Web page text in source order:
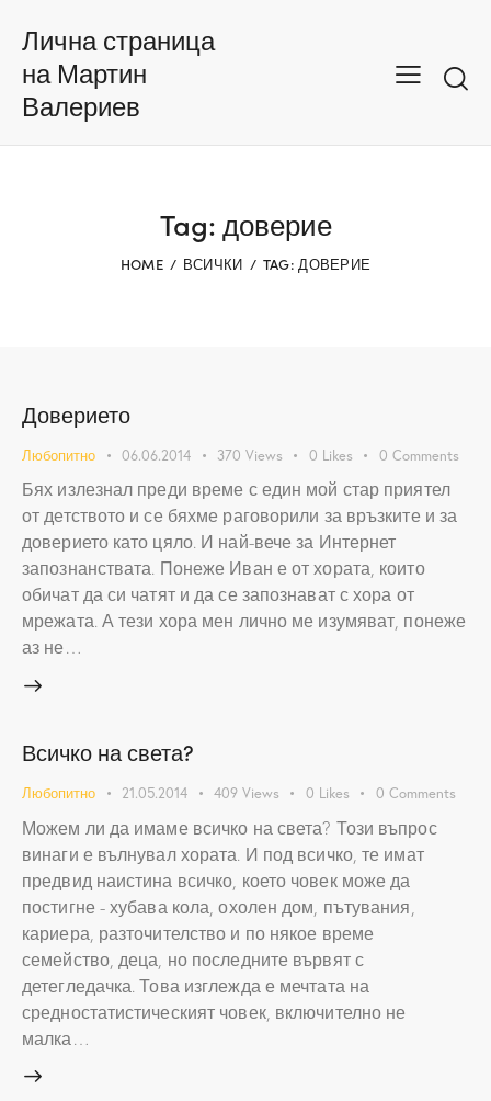
Лична страница
на Мартин
Валериев
Tag: доверие
HOME ВСИЧКИ TAG: ДОВЕРИЕ
Доверието
Любопитно 06.06.2014 370 Views 0 Likes 0 Comments
Бях излезнал преди време с един мой стар приятел
от детството и се бяхме раговорили за връзките и за
доверието като цяло. И най-вече за Интернет
запознанствата. Понеже Иван е от хората, които
обичат да си чатят и да се запознават с хора от
мрежата. А тези хора мен лично ме изумяват, понеже
аз не…
Всичко на света?
Любопитно 21.05.2014 409 Views 0 Likes 0 Comments
Можем ли да имаме всичко на света? Този въпрос
винаги е вълнувал хората. И под всичко, те имат
предвид наистина всичко, което човек може да
постигне - хубава кола, охолен дом, пътувания,
кариера, разточителство и по някое време
семейство, деца, но последните вървят с
детегледачка. Това изглежда е мечтата на
средностатистическият човек, включително не
малка…